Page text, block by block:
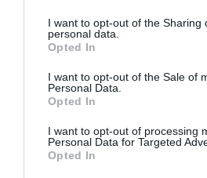
I want to opt-out of the Sharing
personal data.
Opted In
I want to opt-out of the Sale of
Personal Data.
Opted In
I want to opt-out of processing
Personal Data for Targeted
Opted In
Σχετικά
Η μακρά λίστα με